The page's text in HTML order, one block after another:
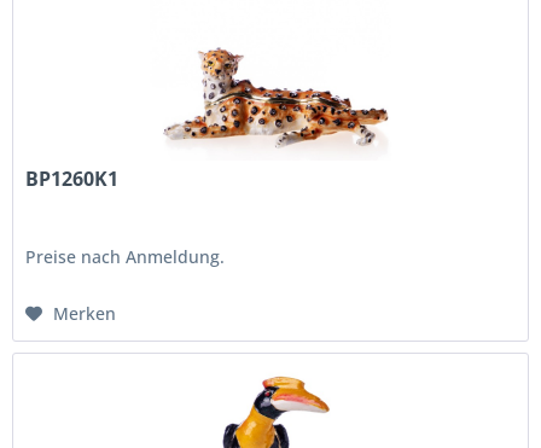
BP1260K1
Preise nach Anmeldung.
Merken